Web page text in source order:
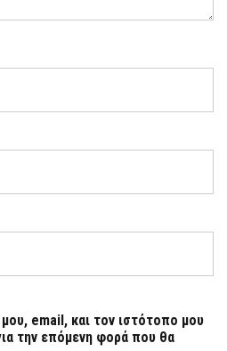
email, και τον ιστότοπο μου
την επόμενη φορά που θα